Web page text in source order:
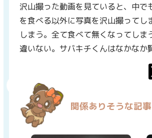
沢山撮った動画を見ていると、中
を食べる以外に写真を沢山撮って
しまう。全て食べて無くなってし
違いない。サバキチくんはなかなか
関係ありそうな記事